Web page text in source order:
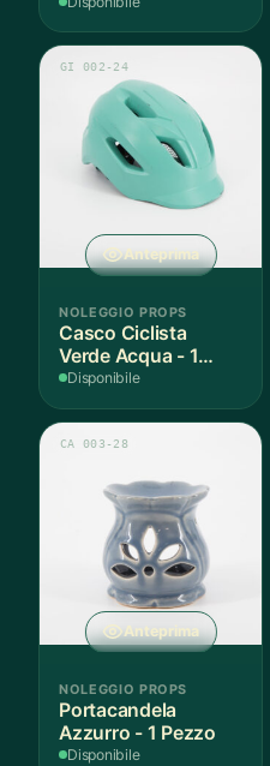
Anteprima
GI 002-24
NOLEGGIO PROPS
Casco Ciclista
Verde Acqua - 1
Pezzo
Disponibile
Anteprima
CA 003-28
NOLEGGIO PROPS
Portacandela
Azzurro - 1 Pezzo
Disponibile